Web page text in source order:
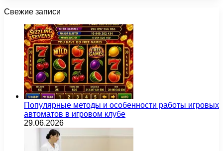
Свежие записи
Популярные методы и особенности работы игровых
автоматов в игровом клубе
29.06.2026